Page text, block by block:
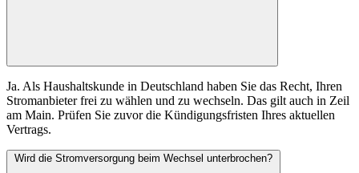
Ja. Als Haushaltskunde in Deutschland haben Sie das Recht, Ihren
Stromanbieter frei zu wählen und zu wechseln. Das gilt auch in Zeil
am Main. Prüfen Sie zuvor die Kündigungsfristen Ihres aktuellen
Vertrags.
Wird die Stromversorgung beim Wechsel unterbrochen?